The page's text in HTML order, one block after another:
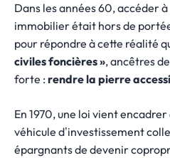
Dans les années 60, accéder
immobilier était hors de
pour répondre à cette réalité
civiles foncières », ancêtres
forte : rendre la pierre
En 1970, une loi vient
véhicule d’investissement
épargnants de devenir